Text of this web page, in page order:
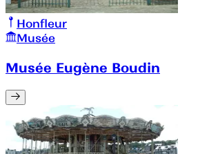
Honfleur
Musée
Musée Eugène Boudin